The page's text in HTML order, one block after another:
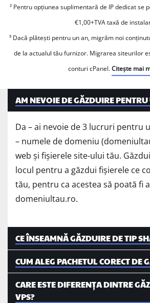
² Pentru opțiunea suplimentară de IP dedicat se
€1,00+TVA taxă de
³ Dacă plătești pentru un an, migrăm noi
de la actualul tău furnizor. Migrarea siteurilor
conturi cPanel.Citește mai
AM NEVOIE DE GĂZDUIRE PENTRU
Da – ai nevoie de 3 lucruri pentru
– numele de domeniu
web și fișierele site-ului tău.
locul pentru a găzdui fișierele ce
tău, pentru ca acestea să poată fi
domeniultau.ro.
CE ÎNSEAMNĂ GĂZDUIRE DE TIP
CUM ALEG PACHETUL CORECT DE
CARE ESTE DIFERENȚA DINTRE
VPS?